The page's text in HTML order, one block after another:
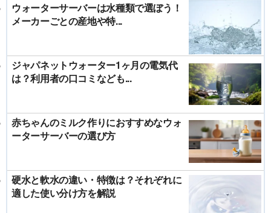
ウォーターサーバーは水種類で選ぼう！
メーカーごとの産地や特...
ジャパネットウォーター1ヶ月の電気代
は？利用者の口コミなども...
赤ちゃんのミルク作りにおすすめなウォ
ーターサーバーの選び方
硬水と軟水の違い・特徴は？それぞれに
適した使い分け方を解説